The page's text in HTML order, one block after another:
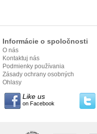
Informácie o spoločnosti
O nás
Kontaktuj nás
Podmienky používania
Zásady ochrany osobných
údajov
Ohlasy
Like us
on Facebook